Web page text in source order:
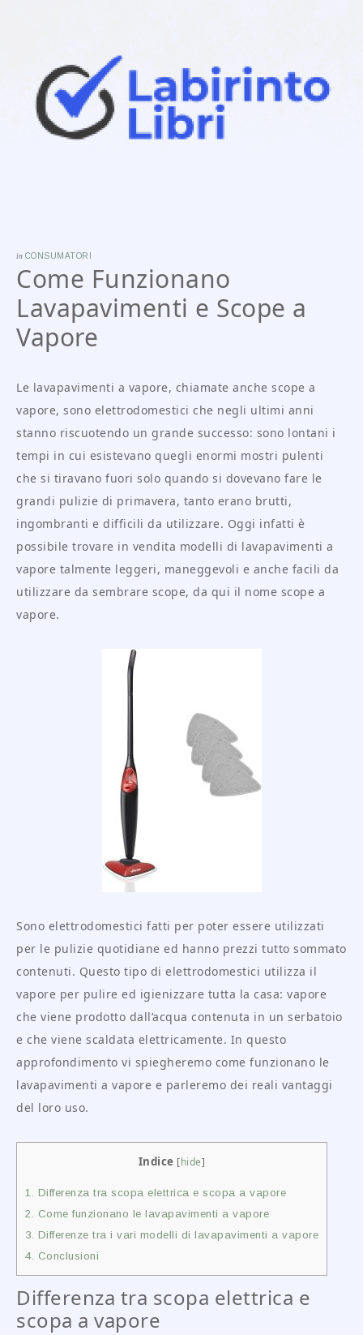
in CONSUMATORI
Come Funzionano
Lavapavimenti e Scope a
Vapore
Le lavapavimenti a vapore, chiamate anche scope a
vapore, sono elettrodomestici che negli ultimi anni
stanno riscuotendo un grande successo: sono lontani i
tempi in cui esistevano quegli enormi mostri pulenti
che si tiravano fuori solo quando si dovevano fare le
grandi pulizie di primavera, tanto erano brutti,
ingombranti e difficili da utilizzare. Oggi infatti è
possibile trovare in vendita modelli di lavapavimenti a
vapore talmente leggeri, maneggevoli e anche facili da
utilizzare da sembrare scope, da qui il nome scope a
vapore.
Sono elettrodomestici fatti per poter essere utilizzati
per le pulizie quotidiane ed hanno prezzi tutto sommato
contenuti. Questo tipo di elettrodomestici utilizza il
vapore per pulire ed igienizzare tutta la casa: vapore
che viene prodotto dall’acqua contenuta in un serbatoio
e che viene scaldata elettricamente. In questo
approfondimento vi spiegheremo come funzionano le
lavapavimenti a vapore e parleremo dei reali vantaggi
del loro uso.
Indice [hide]
1. Differenza tra scopa elettrica e scopa a vapore
2. Come funzionano le lavapavimenti a vapore
3. Differenze tra i vari modelli di lavapavimenti a vapore
4. Conclusioni
Differenza tra scopa elettrica e
scopa a vapore